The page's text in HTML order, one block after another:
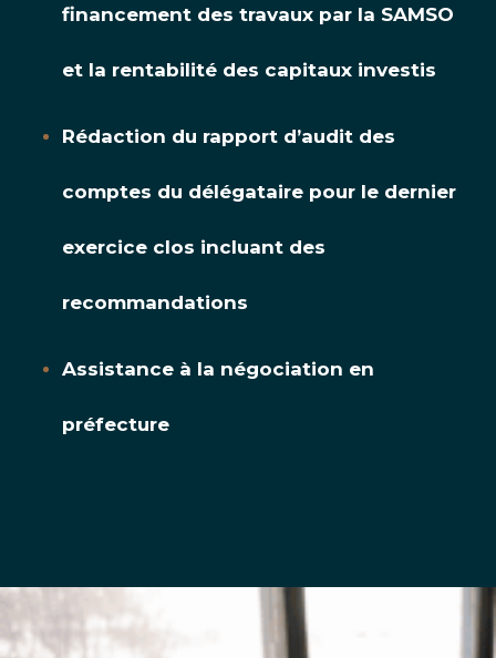
financement des travaux par la SAMSO
et la rentabilité des capitaux investis
Rédaction du rapport d’audit des
comptes du délégataire pour le dernier
exercice clos incluant des
recommandations
Assistance à la négociation en
préfecture